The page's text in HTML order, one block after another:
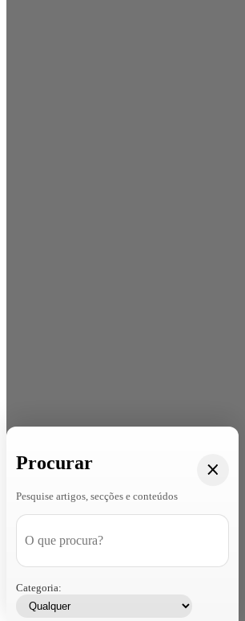
Procurar
Pesquise artigos, secções e conteúdos
Categoria: